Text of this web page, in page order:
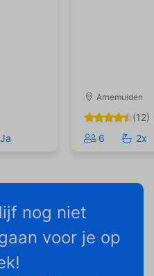
Ja
Arnemuiden
(12)
6
2x
nog niet
voor je op